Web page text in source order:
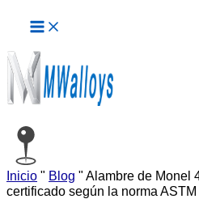
contenido
principal
Inicio " Blog " Alambre de Monel
certificado según la norma